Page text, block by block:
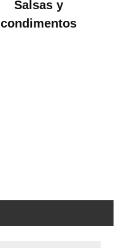
Salsas y
condimentos